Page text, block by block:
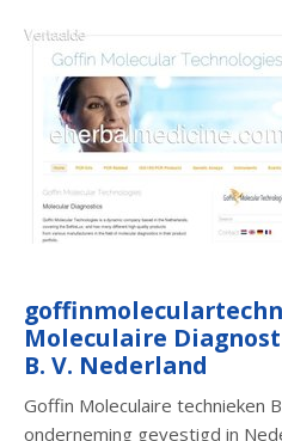
Moleculaire
B. V. Nederland
Goffin Moleculaire technieken
onderneming gevestigd in